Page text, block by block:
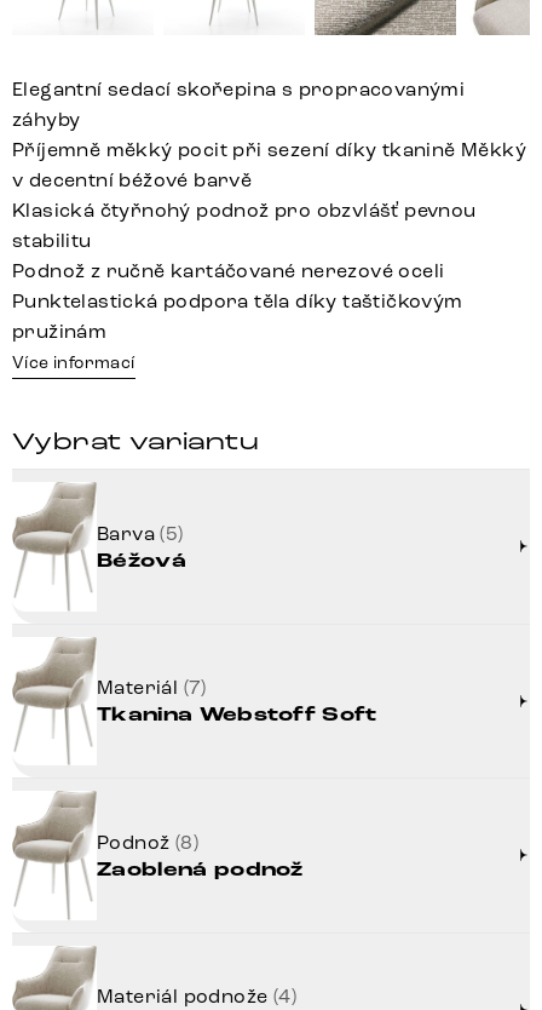
Elegantní sedací skořepina s propracovanými
záhyby
Příjemně měkký pocit při sezení díky tkanině Měkký
v decentní béžové barvě
Klasická čtyřnohý podnož pro obzvlášť pevnou
stabilitu
Podnož z ručně kartáčované nerezové oceli
Punktelastická podpora těla díky taštičkovým
pružinám
Více informací
Vybrat variantu
Barva(5)
Béžová
Materiál (7)
Tkanina Webstoff Soft
Podnož (8)
Zaoblená podnož
Materiál podnože (4)